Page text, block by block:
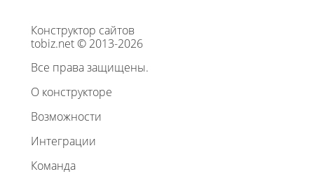
Конструктор сайтов
tobiz.net © 2013-2026
Все права защищены.
О конструкторе
Возможности
Интеграции
Команда